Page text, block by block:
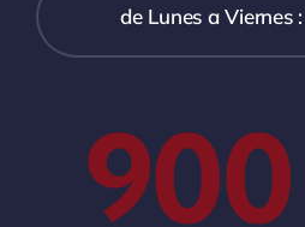
de Lunes a Viernes